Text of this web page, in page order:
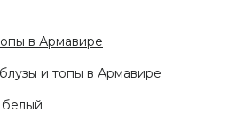
в Армавире
и топы в Армавире
белый